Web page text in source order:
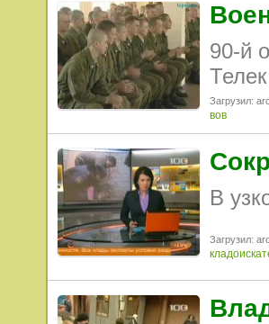
90-й
Загрузил:
вов
В
Загрузил: